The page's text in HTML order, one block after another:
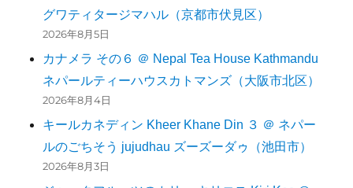
グワティタージマハル（京都市伏見区）
2026年8月5日
カナメラ その６ ＠ Nepal Tea House Kathmandu
ネパールティーハウスカトマンズ（大阪市北区）
2026年8月4日
キールカネディン Kheer Khane Din ３ ＠ ネパー
ルのごちそう jujudhau ズーズーダゥ（池田市）
2026年8月3日